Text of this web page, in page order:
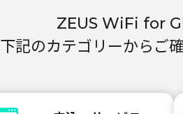
ZEUS WiFi for
下記のカテゴリーからご